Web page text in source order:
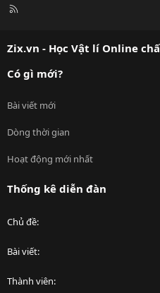
R
Zix.vn - Học Vật lí Online
Có gì mới?
Bài viết mới
Dòng thời gian
Hoạt động mới nhất
Thống kê diễn đàn
Chủ đề
Bài viết
Thành viên